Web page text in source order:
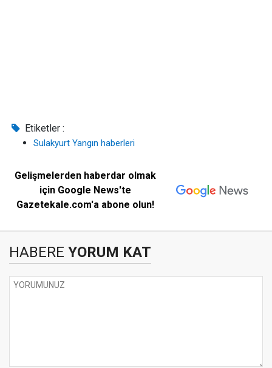
Etiketler :
Sulakyurt Yangın haberleri
Gelişmelerden haberdar olmak
için Google News'te
Gazetekale.com'a abone olun!
HABERE YORUM KAT